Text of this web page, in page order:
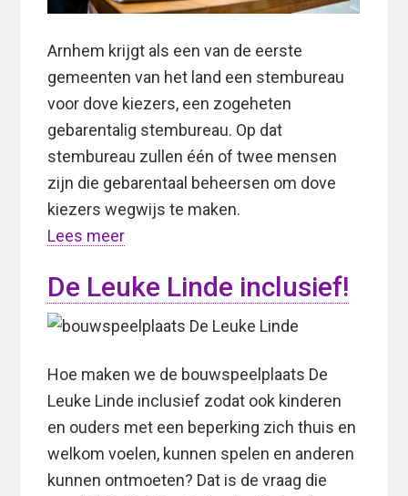
Arnhem krijgt als een van de eerste
gemeenten van het land een stembureau
voor dove kiezers, een zogeheten
gebarentalig stembureau. Op dat
stembureau zullen één of twee mensen
zijn die gebarentaal beheersen om dove
kiezers wegwijs te maken.
Lees meer
De Leuke Linde inclusief!
Hoe maken we de bouwspeelplaats De
Leuke Linde inclusief zodat ook kinderen
en ouders met een beperking zich thuis en
welkom voelen, kunnen spelen en anderen
kunnen ontmoeten? Dat is de vraag die